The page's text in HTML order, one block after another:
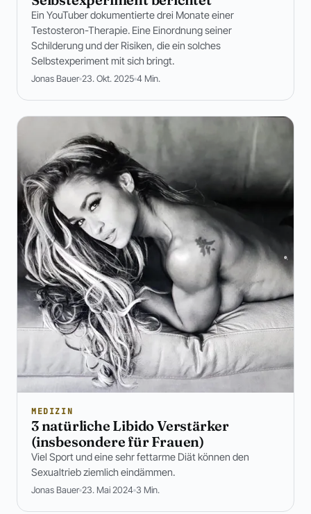
Ein YouTuber dokumentierte drei Monate einer
Testosteron-Therapie. Eine Einordnung seiner
Schilderung und der Risiken, die ein solches
Selbstexperiment mit sich bringt.
Jonas Bauer 23. Okt. 2025 4 Min.
MEDIZIN
3 natürliche Libido Verstärker
(insbesondere für Frauen)
Viel Sport und eine sehr fettarme Diät können den
Sexualtrieb ziemlich eindämmen.
Jonas Bauer 23. Mai 2024 3 Min.